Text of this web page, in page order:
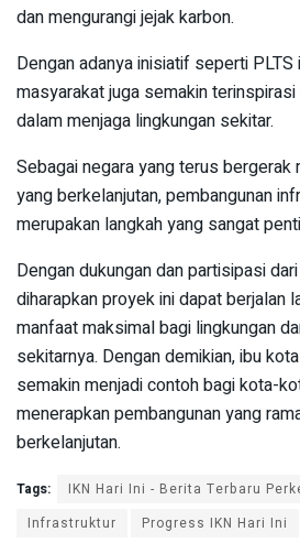
dan mengurangi jejak karbon.
Dengan adanya inisiatif seperti PLTS
masyarakat juga semakin
dalam menjaga lingkungan sekitar.
Sebagai negara yang terus bergerak
yang berkelanjutan, pembangunan
merupakan langkah yang sangat
Dengan dukungan dan partisipasi
diharapkan proyek ini dapat berjalan
manfaat maksimal bagi lingkungan
sekitarnya. Dengan demikian, ibu
semakin menjadi contoh bagi kota-
menerapkan pembangunan yang
berkelanjutan.
Tags:
IKN Hari Ini - Berita Terbaru
Infrastruktur
Progress IKN Hari Ini